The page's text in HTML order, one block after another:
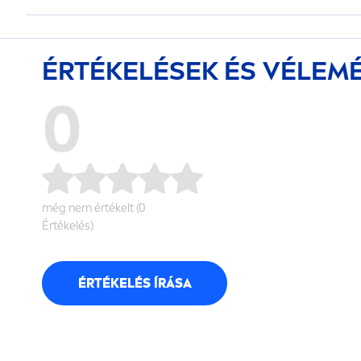
ÉRTÉKELÉSEK ÉS
0
még nem értékelt (0
Értékelés)
ÉRTÉKELÉS ÍRÁSA